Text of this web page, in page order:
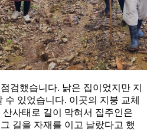
검했습니다. 낡은 집이었지만 지
수 있었습니다. 이곳의 지붕 교체
사태로 길이 막혀서 집주인은
길을 자재를 이고 날랐다고 했